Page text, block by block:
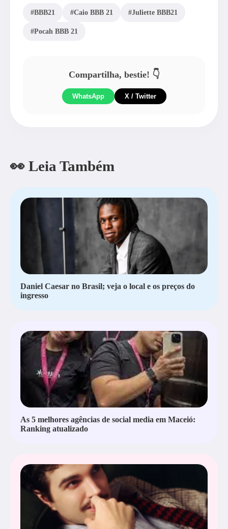
#BBB21 #Caio BBB 21 #Juliette BBB21
#Pocah BBB 21
Compartilha, bestie! 👇
WhatsApp X / Twitter
👀 Leia Também
Daniel Caesar no Brasil; veja o local e os preços do
ingresso
As 5 melhores agências de social media em Maceió:
Ranking atualizado